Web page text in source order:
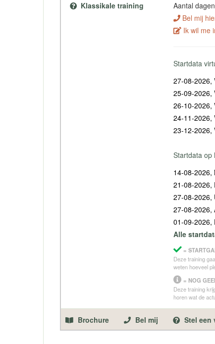
Klassikale training
Aantal
Bel mij
Ik wil me
Startdata
27-08-2026,
25-09-2026,
26-10-2026,
24-11-2026,
23-12-2026,
Startdata op
14-08-2026,
21-08-2026,
27-08-2026,
27-08-2026,
01-09-2026,
Alle
=
Deze training
weten hoeveel
= NOG
Deze training
horen wat de
Brochure Bel mij Stel een